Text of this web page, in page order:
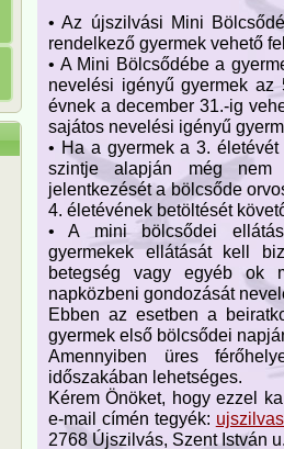
• Az újszilvási Mini
rendelkező gyermek vehető
• A Mini Bölcsődébe a
nevelési igényű gyermek
évnek a december 31.-ig
sajátos nevelési igényű
• Ha a gyermek a 3.
szintje alapján még
jelentkezését a bölcsőde
4. életévének betöltését
• A mini bölcsődei
gyermekek ellátását kell
betegség vagy egyéb ok
napközbeni gondozását
Ebben az esetben a
gyermek első bölcsődei
Amennyiben üres
időszakában lehetséges.
Kérem Önöket, hogy ezzel
e-mail címén tegyék:
2768 Újszilvás, Szent István